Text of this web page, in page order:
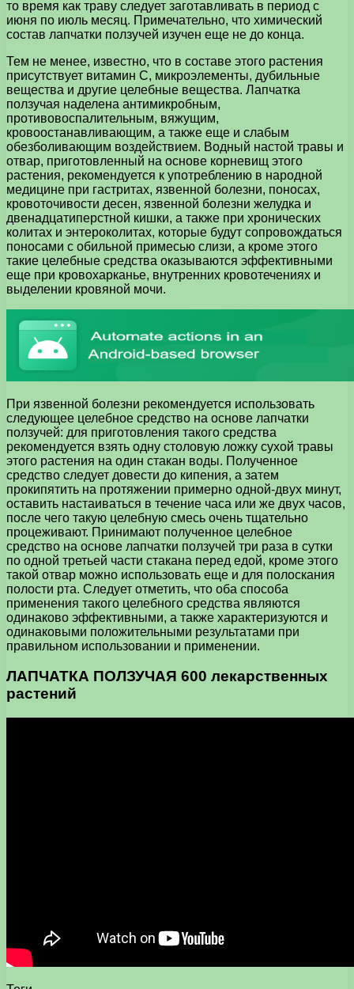
то время как траву следует заготавливать в период с
июня по июль месяц. Примечательно, что химический
состав лапчатки ползучей изучен еще не до конца.
Тем не менее, известно, что в составе этого растения
присутствует витамин С, микроэлементы, дубильные
вещества и другие целебные вещества. Лапчатка
ползучая наделена антимикробным,
противовоспалительным, вяжущим,
кровоостанавливающим, а также еще и слабым
обезболивающим воздействием. Водный настой травы и
отвар, приготовленный на основе корневищ этого
растения, рекомендуется к употреблению в народной
медицине при гастритах, язвенной болезни, поносах,
кровоточивости десен, язвенной болезни желудка и
двенадцатиперстной кишки, а также при хронических
колитах и энтероколитах, которые будут сопровождаться
поносами с обильной примесью слизи, а кроме этого
такие целебные средства оказываются эффективными
еще при кровохарканье, внутренних кровотечениях и
выделении кровяной мочи.
При язвенной болезни рекомендуется использовать
следующее целебное средство на основе лапчатки
ползучей: для приготовления такого средства
рекомендуется взять одну столовую ложку сухой травы
этого растения на один стакан воды. Полученное
средство следует довести до кипения, а затем
прокипятить на протяжении примерно одной-двух минут,
оставить настаиваться в течение часа или же двух часов,
после чего такую целебную смесь очень тщательно
процеживают. Принимают полученное целебное
средство на основе лапчатки ползучей три раза в сутки
по одной третьей части стакана перед едой, кроме этого
такой отвар можно использовать еще и для полоскания
полости рта. Следует отметить, что оба способа
применения такого целебного средства являются
одинаково эффективными, а также характеризуются и
одинаковыми положительными результатами при
правильном использовании и применении.
ЛАПЧАТКА ПОЛЗУЧАЯ 600 лекарственных
растений